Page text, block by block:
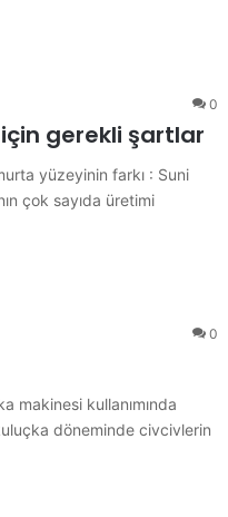
0
gerekli şartlar
yüzeyinin farkı : Suni
çok sayıda üretimi
0
makinesi kullanımında
döneminde civcivlerin